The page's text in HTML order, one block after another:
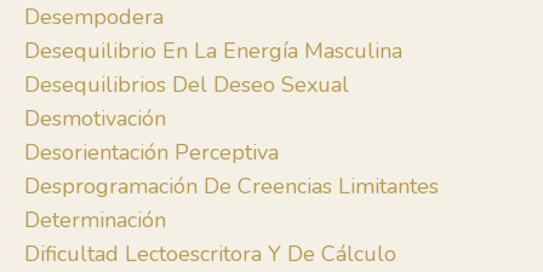
Desempodera
Desequilibrio En La Energía Masculina
Desequilibrios Del Deseo Sexual
Desmotivación
Desorientación Perceptiva
Desprogramación De Creencias Limitantes
Determinación
Dificultad Lectoescritora Y De Cálculo